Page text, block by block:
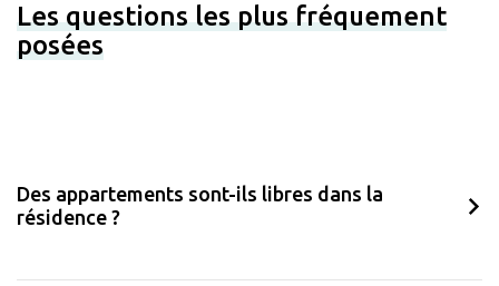
Les questions les plus fréquement
posées
Des appartements sont-ils libres dans la
résidence ?